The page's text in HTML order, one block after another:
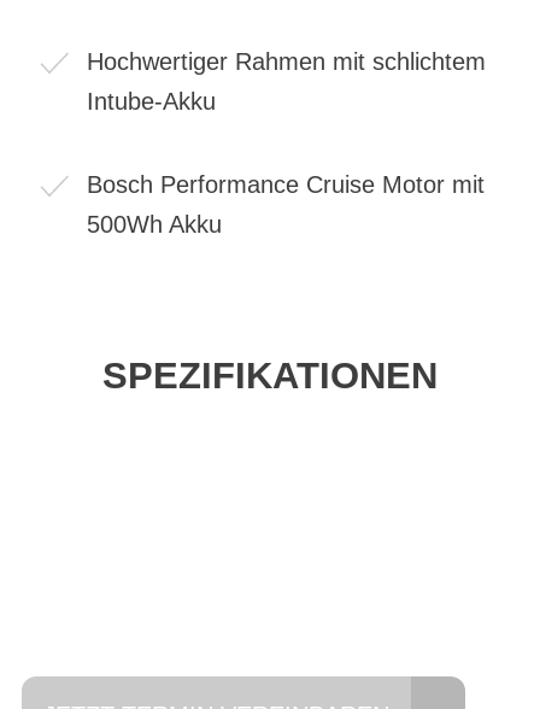
Hochwertiger Rahmen mit schlichtem
Intube-Akku
Bosch Performance Cruise Motor mit
500Wh Akku
SPEZIFIKATIONEN